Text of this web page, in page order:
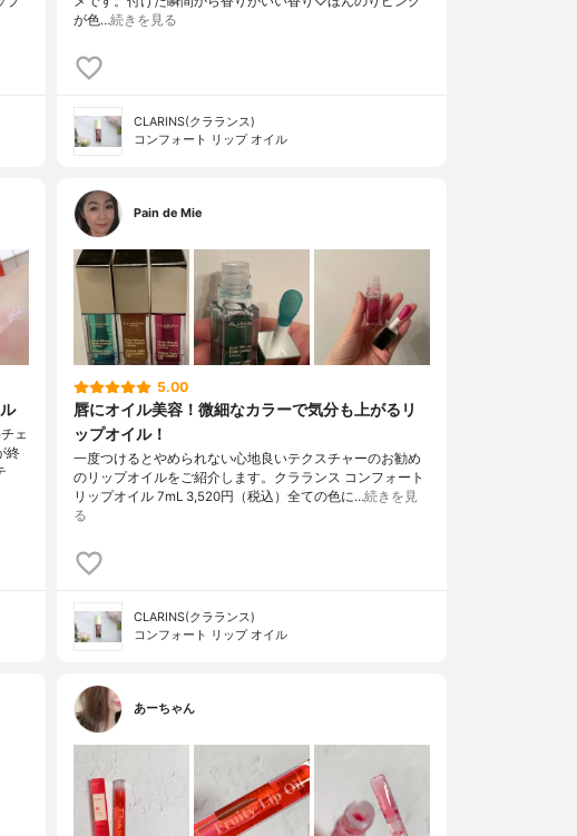
が色…続きを見る
CLARINS(クラランス)
コンフォート リップ オイル
ェ
終
Pain de Mie
5.00
唇にオイル美容！微細なカラーで気分も上がるリ
ップオイル！
一度つけるとやめられない心地良いテクスチャーのお勧め
のリップオイルをご紹介します。クラランス コンフォート
リップオイル 7mL 3,520円（税込）全ての色に…続きを見
る
CLARINS(クラランス)
コンフォート リップ オイル
あーちゃん